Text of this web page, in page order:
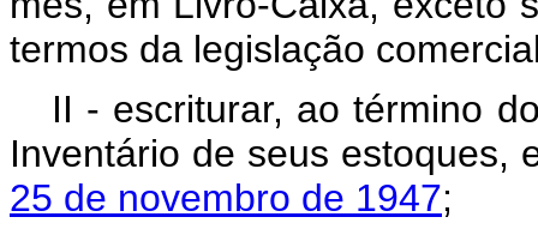
termos da legislação
II - escriturar, ao término
Inventário de seus estoques,
25 de novembro de 1947;